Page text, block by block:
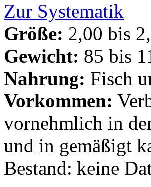
Zur Systematik
Größe: 2,00 bis
Gewicht: 85 bis
Nahrung: Fisch
Vorkommen:
vornehmlich in
und in gemäßigt
Bestand: keine